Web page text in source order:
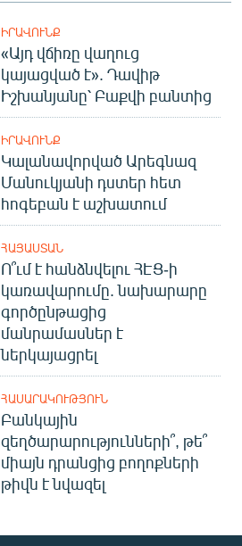
ԻՐԱՎՈՒՆՔ
«Այդ վճիռը վաղուց
կայացված է». Դավիթ
Իշխանյանը՝ Բաքվի բանտից
ԻՐԱՎՈՒՆՔ
Կալանավորված Արեգնազ
Մանուկյանի դստեր հետ
հոգեբան է աշխատում
ՀԱՅԱՍՏԱՆ
Ո՞ւմ է հանձնվելու ՀԷՑ-ի
կառավարումը. նախարարը
գործընթացից
մանրամասներ է
ներկայացրել
ՀԱՍԱՐԱԿՈՒԹՅՈՒՆ
Բանկային
զեղծարարությունների՞, թե՞
միայն դրանցից բողոքների
թիվն է նվազել